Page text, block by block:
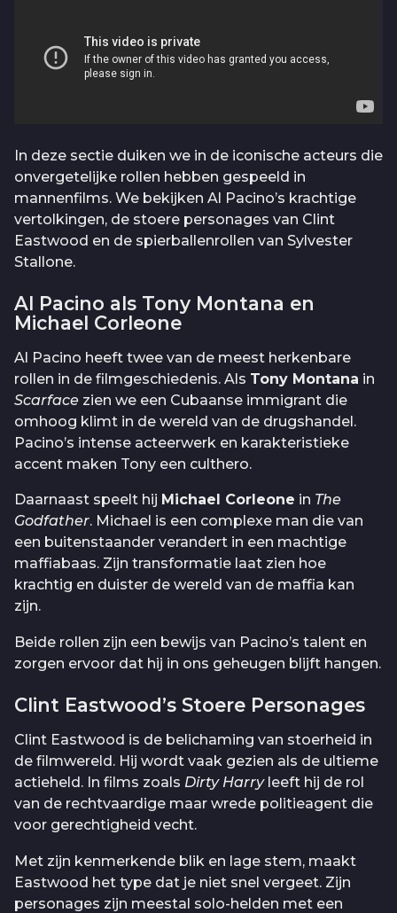
In deze sectie duiken we in de iconische acteurs die
onvergetelijke rollen hebben gespeeld in
mannenfilms. We bekijken Al Pacino’s krachtige
vertolkingen, de stoere personages van Clint
Eastwood en de spierballenrollen van Sylvester
Stallone.
Al Pacino als Tony Montana en
Michael Corleone
Al Pacino heeft twee van de meest herkenbare
rollen in de filmgeschiedenis. Als Tony Montana in
Scarface zien we een Cubaanse immigrant die
omhoog klimt in de wereld van de drugshandel.
Pacino’s intense acteerwerk en karakteristieke
accent maken Tony een culthero.
Daarnaast speelt hij Michael Corleone in The
Godfather. Michael is een complexe man die van
een buitenstaander verandert in een machtige
maffiabaas. Zijn transformatie laat zien hoe
krachtig en duister de wereld van de maffia kan
zijn.
Beide rollen zijn een bewijs van Pacino’s talent en
zorgen ervoor dat hij in ons geheugen blijft hangen.
Clint Eastwood’s Stoere Personages
Clint Eastwood is de belichaming van stoerheid in
de filmwereld. Hij wordt vaak gezien als de ultieme
actieheld. In films zoals Dirty Harryleeft hij de rol
van de rechtvaardige maar wrede politieagent die
voor gerechtigheid vecht.
Met zijn kenmerkende blik en lage stem, maakt
Eastwood het type dat je niet snel vergeet. Zijn
personages zijn meestal solo-helden met een